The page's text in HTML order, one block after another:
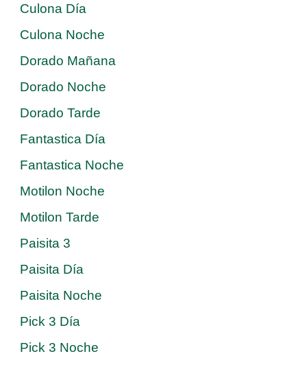
Culona Día
Culona Noche
Dorado Mañana
Dorado Noche
Dorado Tarde
Fantastica Día
Fantastica Noche
Motilon Noche
Motilon Tarde
Paisita 3
Paisita Día
Paisita Noche
Pick 3 Día
Pick 3 Noche